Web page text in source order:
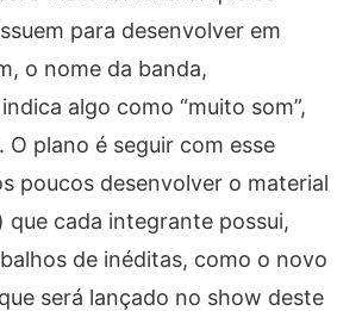
para desenvolver em
o nome da banda,
algo como “muito som”,
O plano é seguir com esse
poucos desenvolver o material
que cada integrante possui,
de inéditas, como o novo
que será lançado no show deste